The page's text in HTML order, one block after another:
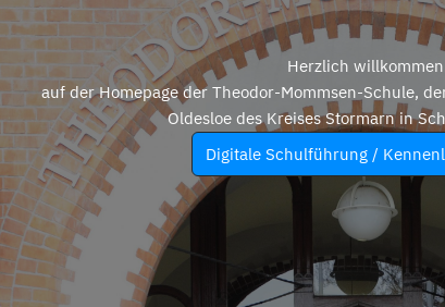
Herzlich willkommen
auf der Homepage der Theodor-Mommsen-Schule,
Oldesloe des Kreises Stormarn in
Digitale Schulführung /